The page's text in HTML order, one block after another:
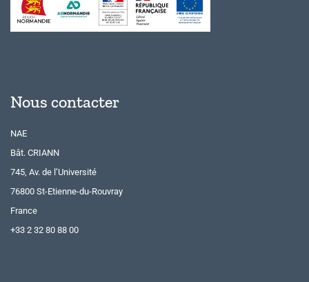
Nous contacter
NAE
Bât. CRIANN
745, Av. de l’Université
76800 St-Etienne-du-Rouvray
France
+33 2 32 80 88 00